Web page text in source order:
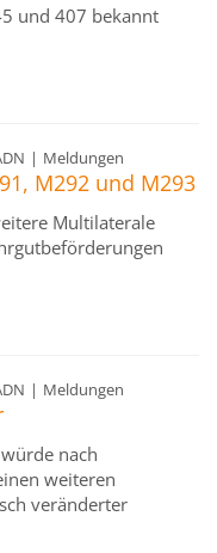
und 407 bekannt
| Meldungen
M292 und M293
Multilaterale
| Meldungen
nach
weiteren
veränderter